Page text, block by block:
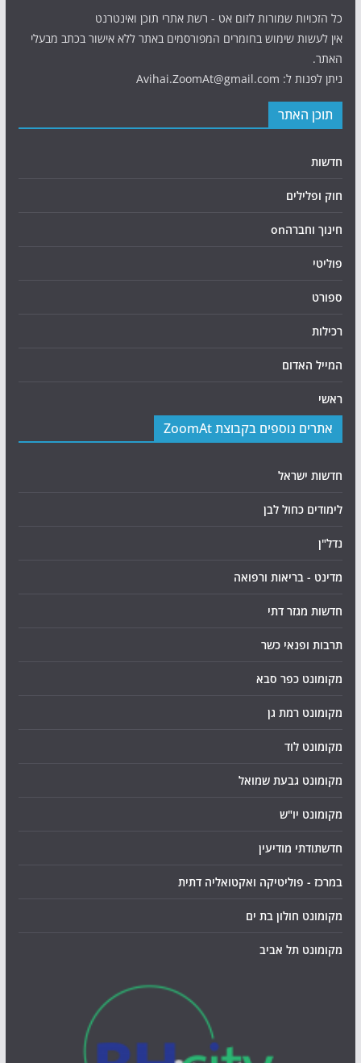
כל הזכויות שמורות לזום אט - רשת אתרי תוכן ואינטרנט
אין לעשות שימוש בחומרים המפורסמים באתר ללא אישור בכתב מבעלי
האתר.
ניתן לפנות ל: Avihai.ZoomAt@gmail.com
תוכן האתר
חדשות
חוק ופלילים
חינוך וחברהon
פוליטי
ספורט
רכילות
המייל האדום
ראשי
אתרים נוספים בקבוצת ZoomAt
חדשות ישראל
לימודים כחול לבן
נדל"ן
מדינט - בריאות ורפואה
חדשות מגזר דתי
תרבות ופנאי כשר
מקומונט כפר סבא
מקומונט רמת גן
מקומונט לוד
מקומונט גבעת שמואל
מקומונט יו"ש
חדשתודתי מודיעין
במרכז - פוליטיקה ואקטואליה דתית
מקומונט חולון בת ים
מקומונט תל אביב